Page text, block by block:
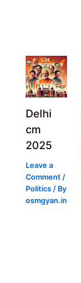
k
Delhi
cm
2025
Leave a
Comment /
Politics / By
osmgyan.in